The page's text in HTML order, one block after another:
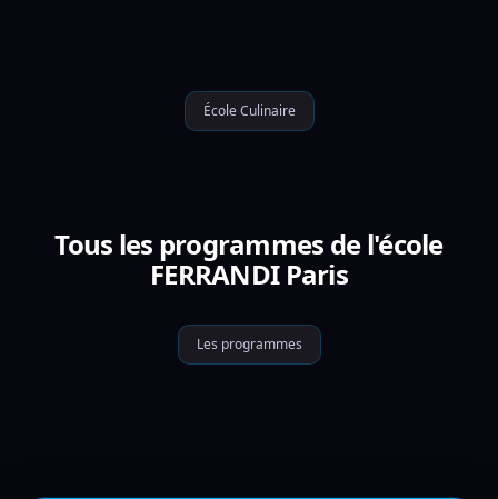
École Culinaire
Tous les programmes de l'école
FERRANDI Paris
Les programmes